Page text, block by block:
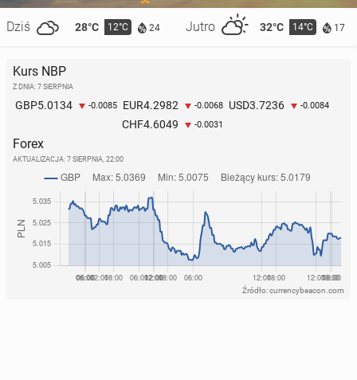
Dziś 28°C 12°C 24 Jutro 32°C 14°C 17
Kurs NBP
Z DNIA: 7 SIERPNIA
GBP5.0134 -0.0085 EUR4.2982 -0.0068 USD3.7236 -0.0084
CHF4.6049 -0.0031
Forex
AKTUALIZACJA: 7 SIERPNIA, 22:00
Źródło: currencybeacon.com